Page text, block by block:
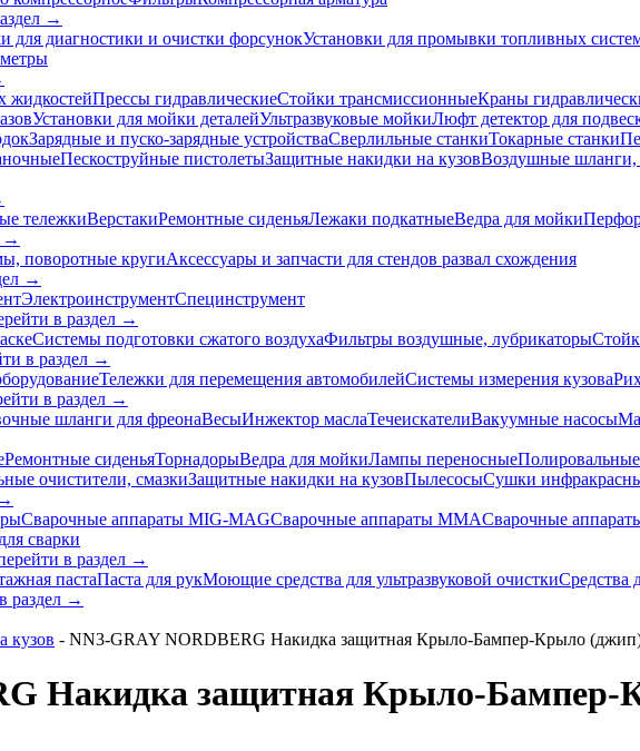
→
для диагностики и очистки форсунокУстановки для промывки топливных
жидкостейПрессы гидравлическиеСтойки трансмиссионныеКраны
Установки для мойки деталейУльтразвуковые мойкиЛюфт детектор для
Зарядные и пуско-зарядные устройстваСверлильные станкиТокарные станки
Пескоструйные пистолетыЗащитные накидки на кузовВоздушные шланги,
тележкиВерстакиРемонтные сиденьяЛежаки подкатныеВедра для мойки
→
поворотные кругиАксессуары и запчасти для стендов развал схождения
→
ЭлектроинструментСпецинструмент
в раздел →
Системы подготовки сжатого воздухаФильтры воздушные, лубрикаторы
в раздел →
Тележки для перемещения автомобилейСистемы измерения кузова
в раздел →
шланги для фреонаВесыИнжектор маслаТечеискателиВакуумные насосы
Ремонтные сиденьяТорнадорыВедра для мойкиЛампы переносные
очистители, смазкиЗащитные накидки на кузовПылесосыСушки
Сварочные аппараты MIG-MAGСварочные аппараты MMAСварочные
сварки
в раздел →
пастаПаста для рукМоющие средства для ультразвуковой очисткиСредства
раздел →
кузов - NN3-GRAY NORDBERG Накидка защитная Крыло-Бампер-Крыло (джип)
Накидка защитная Крыло-Бампер-